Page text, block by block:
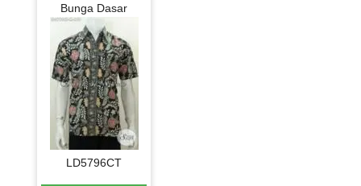
Bunga Dasar
LD5796CT